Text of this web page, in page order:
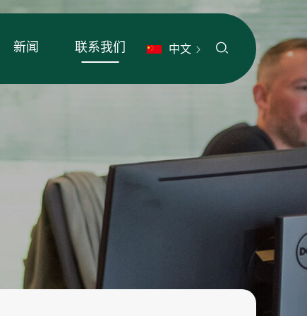
中文
新闻 联系我们